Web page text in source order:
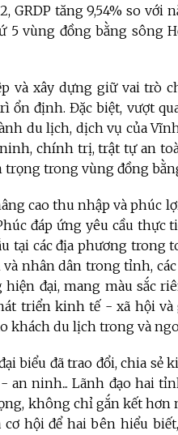
GRDP tăng 9,54% so
5 vùng đồng bằng sông
và xây dựng giữ vai trò
ổn định. Đặc biệt, vượt
du lịch, dịch vụ của
chính trị, trật tự an
trong vùng đồng
cao thu nhập và phúc
đáp ứng yêu cầu thực
tại các địa phương trong
nhân dân trong tỉnh,
hiện đại, mang màu sắc
triển kinh tế - xã hội
khách du lịch trong và
biểu đã trao đổi, chia
an ninh... Lãnh đạo hai
không chỉ gắn kết
cơ hội để hai bên hiểu